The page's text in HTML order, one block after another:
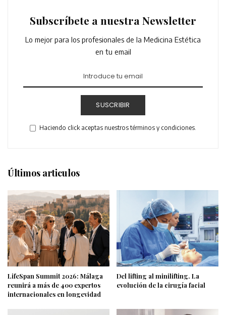
Subscríbete a nuestra Newsletter
Lo mejor para los profesionales de la Medicina Estética
en tu email
SUSCRIBIR
Haciendo click aceptas nuestros términos y condiciones.
Últimos articulos
LifeSpan Summit 2026: Málaga
reunirá a más de 400 expertos
internacionales en longevidad
Del lifting al minilifting. La
evolución de la cirugía facial